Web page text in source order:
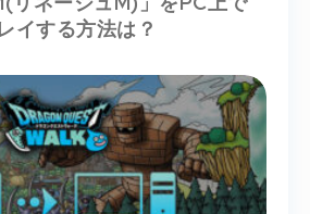
イする方法は？